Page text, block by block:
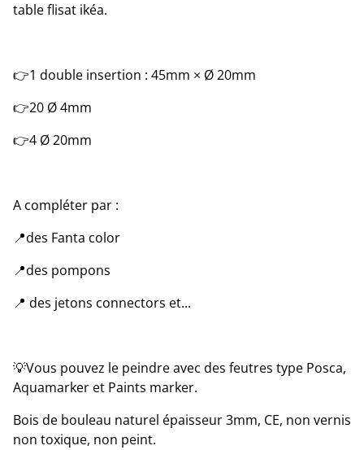
table flisat ikéa.
👉1 double insertion : 45mm × Ø 20mm
👉20 Ø 4mm
👉4 Ø 20mm
A compléter par :
📍des Fanta color
📍des pompons
📍 des jetons connectors et...
💡Vous pouvez le peindre avec des feutres type Posca,
Aquamarker et Paints marker.
Bois de bouleau naturel épaisseur 3mm, CE, non vernis
non toxique, non peint.